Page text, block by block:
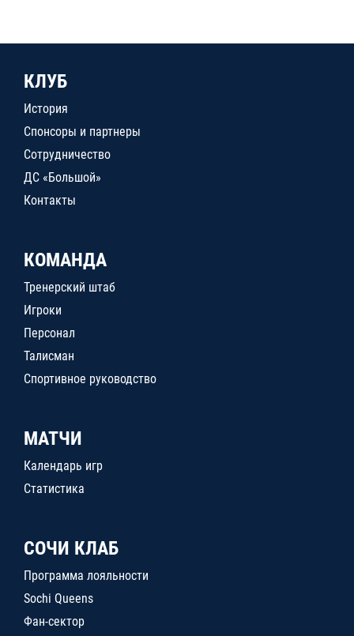
КЛУБ
История
Спонсоры и партнеры
Сотрудничество
ДС «Большой»
Контакты
КОМАНДА
Тренерский штаб
Игроки
Персонал
Талисман
Спортивное руководство
МАТЧИ
Календарь игр
Статистика
СОЧИ КЛАБ
Программа лояльности
Sochi Queens
Фан-сектор